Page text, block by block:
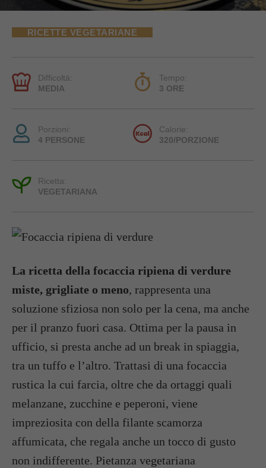
RICETTE VEGETARIANE
Difficoltà:
MEDIA
Tempo:
3 ORE
Porzioni:
4 PERSONE
Calorie:
320/PORZIONE
Ricetta:
VEGETARIANA
La ricetta della focaccia ripiena di verdure
miste, grigliate o meno, rappresenta una
soluzione sfiziosa non solo per la cena, ma anche
per il pranzo fuori casa. Ottima per la pausa in
ufficio, si presta anche ad un break in spiaggia,
tra un tuffo e l’altro. Trattasi di una focaccia
rustica la cui farcia, oltre che da ortaggi quali
melanzane, zucchine e peperoni, viene
impreziosita con della filante scamorza
affumicata, che regala anche un tocco di gusto
non indifferente. Pietanza vegetariana